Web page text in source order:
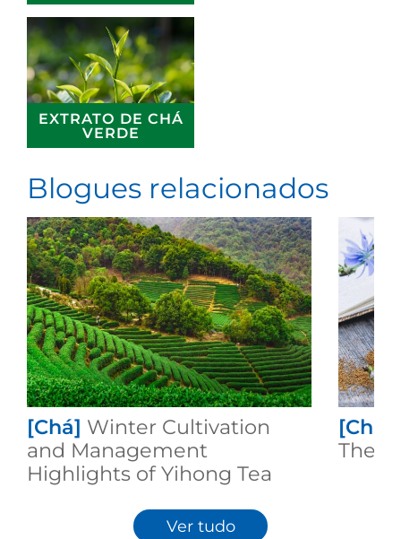
EXTRATO DE CHÁ
VERDE
Blogues relacionados
[Chá] Winter Cultivation
and Management
Highlights of Yihong Tea
[Chá]
Ver tudo